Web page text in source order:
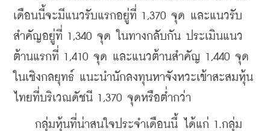
เดือนนี้จะมีแนวรับแรกอยู่ที่ 1,370 จุด และแนวรับ
สำคัญอยู่ที่ 1,340 จุด ในทางกลับกัน ประเมินแนว
ต้านแรกที่ 1,410 จุด และแนวต้านสำคัญ 1,440 จุด
ในเชิงกลยุทธ์ แนะนำนักลงทุนหาจังหวะเข้าสะสมหุ้น
ไทยที่บริเวณดัชนี 1,370 จุดหรือต่ำกว่า
กลุ่มหุ้นที่น่าสนใจประจำเดือนนี้ ได้แก่ 1.กลุ่ม